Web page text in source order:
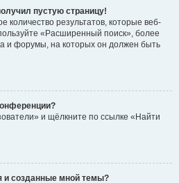
пустую страницу!
количество результатов, которые веб-
«Расширенный поиск», более
и форумы, на которых он должен быть
и щёлкните по ссылке «Найти
и созданные мной темы?